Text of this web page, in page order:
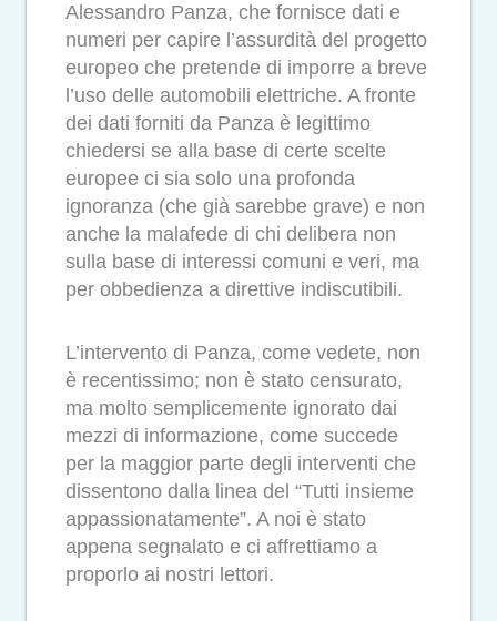
Alessandro Panza, che fornisce dati e
numeri per capire l’assurdità del progetto
europeo che pretende di imporre a breve
l’uso delle automobili elettriche. A fronte
dei dati forniti da Panza è legittimo
chiedersi se alla base di certe scelte
europee ci sia solo una profonda
ignoranza (che già sarebbe grave) e non
anche la malafede di chi delibera non
sulla base di interessi comuni e veri, ma
per obbedienza a direttive indiscutibili.
L’intervento di Panza, come vedete, non
è recentissimo; non è stato censurato,
ma molto semplicemente ignorato dai
mezzi di informazione, come succede
per la maggior parte degli interventi che
dissentono dalla linea del “Tutti insieme
appassionatamente”. A noi è stato
appena segnalato e ci affrettiamo a
proporlo ai nostri lettori.